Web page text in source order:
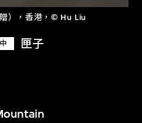
），香港，© Hu Liu
匣子
及二十一世紀視覺